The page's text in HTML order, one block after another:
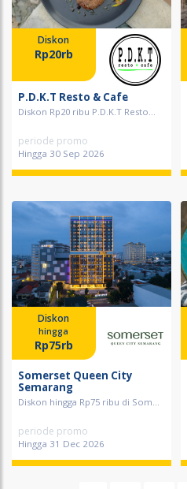
Diskon
Rp20rb
P.D.K.T Resto & Cafe
Diskon Rp20 ribu P.D.K.T Resto...
periode promo
Hingga 30 Sep 2026
Diskon
hingga
Rp75rb
Somerset Queen City
Semarang
Diskon hingga Rp75 ribu di Som...
periode promo
Hingga 31 Dec 2026